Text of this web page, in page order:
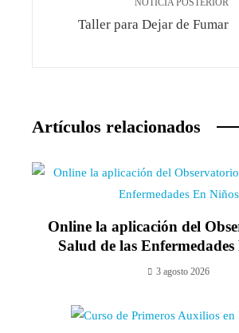
NOTICIA POSTERIOR
Taller para Dejar de Fumar
Artículos relacionados
Online la aplicación del
Salud de las
3 agosto 2026